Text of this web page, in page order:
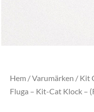
Hem /Varumärken / Kit
Fluga – Kit-Cat Klock –